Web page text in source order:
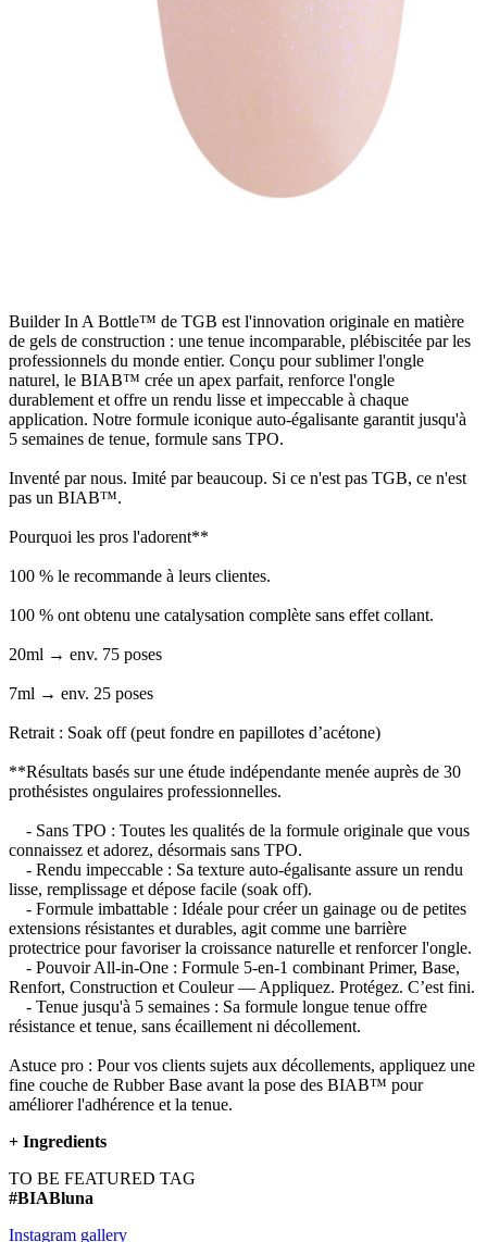
Builder In A Bottle™ de TGB est l'innovation originale en matière
de gels de construction : une tenue incomparable, plébiscitée par les
professionnels du monde entier. Conçu pour sublimer l'ongle
naturel, le BIAB™ crée un apex parfait, renforce l'ongle
durablement et offre un rendu lisse et impeccable à chaque
application. Notre formule iconique auto-égalisante garantit jusqu'à
5 semaines de tenue, formule sans TPO.
Inventé par nous. Imité par beaucoup. Si ce n'est pas TGB, ce n'est
pas un BIAB™.
Pourquoi les pros l'adorent**
100 % le recommande à leurs clientes.
100 % ont obtenu une catalysation complète sans effet collant.
20ml → env. 75 poses
7ml → env. 25 poses
Retrait : Soak off (peut fondre en papillotes d’acétone)
**Résultats basés sur une étude indépendante menée auprès de 30
prothésistes ongulaires professionnelles.
- Sans TPO : Toutes les qualités de la formule originale que vous
connaissez et adorez, désormais sans TPO.
- Rendu impeccable : Sa texture auto-égalisante assure un rendu
lisse, remplissage et dépose facile (soak off).
- Formule imbattable : Idéale pour créer un gainage ou de petites
extensions résistantes et durables, agit comme une barrière
protectrice pour favoriser la croissance naturelle et renforcer l'ongle.
- Pouvoir All-in-One : Formule 5-en-1 combinant Primer, Base,
Renfort, Construction et Couleur — Appliquez. Protégez. C’est fini.
- Tenue jusqu'à 5 semaines : Sa formule longue tenue offre
résistance et tenue, sans écaillement ni décollement.
Astuce pro : Pour vos clients sujets aux décollements, appliquez une
fine couche de Rubber Base avant la pose des BIAB™ pour
améliorer l'adhérence et la tenue.
+ Ingredients
TO BE FEATURED TAG
#BIABluna
Instagram gallery